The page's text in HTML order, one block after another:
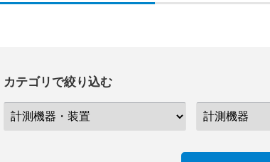
カテゴリで絞り込む